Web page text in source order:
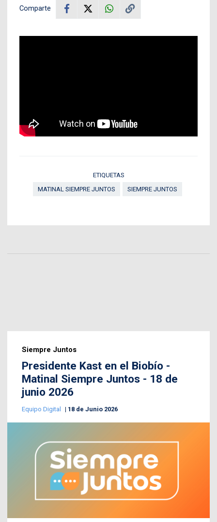
Comparte
ETIQUETAS
MATINAL SIEMPRE JUNTOS
SIEMPRE JUNTOS
Siempre Juntos
Presidente Kast en el Biobío -
Matinal Siempre Juntos - 18 de
junio 2026
Equipo Digital 18 de Junio 2026